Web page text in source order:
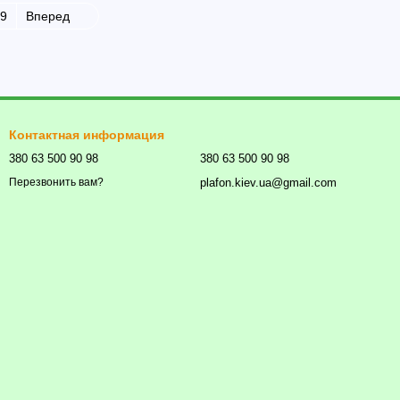
Вперед
Контактная информация
380 63 500 90 98
Перезвонить вам?
380 63 500 90 98
plafon.kiev.ua@gmail.com